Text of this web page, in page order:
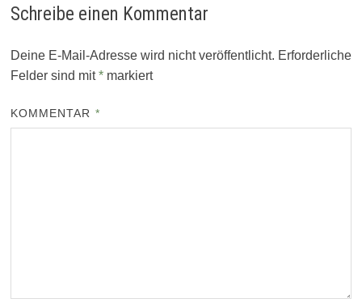
Schreibe einen Kommentar
Deine E-Mail-Adresse wird nicht veröffentlicht. Erforderliche
Felder sind mit*markiert
KOMMENTAR *